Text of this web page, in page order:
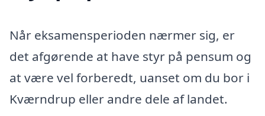
Når eksamensperioden nærmer sig, er
det afgørende at have styr på pensum og
at være vel forberedt, uanset om du bor i
Kværndrup eller andre dele af landet.